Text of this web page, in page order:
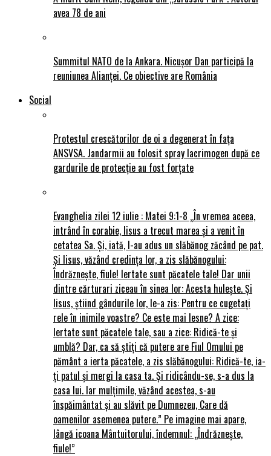
avea 78 de ani
Summitul NATO de la Ankara. Nicușor Dan participă la
reuniunea Alianței. Ce obiective are România
Social
Protestul crescătorilor de oi a degenerat în fața
ANSVSA. Jandarmii au folosit spray lacrimogen după ce
gardurile de protecție au fost forțate
Evanghelia zilei 12 iulie : Matei 9:1-8 „În vremea aceea,
intrând în corabie, Iisus a trecut marea și a venit în
cetatea Sa. Și, iată, I-au adus un slăbănog zăcând pe pat.
Și Iisus, văzând credința lor, a zis slăbănogului:
Îndrăznește, fiule! Iertate sunt păcatele tale! Dar unii
dintre cărturari ziceau în sinea lor: Acesta hulește. Și
Iisus, știind gândurile lor, le-a zis: Pentru ce cugetați
rele în inimile voastre? Ce este mai lesne? A zice:
Iertate sunt păcatele tale, sau a zice: Ridică-te și
umblă? Dar, ca să știți că putere are Fiul Omului pe
pământ a ierta păcatele, a zis slăbănogului: Ridică-te, ia-
ți patul și mergi la casa ta. Și ridicându-se, s-a dus la
casa lui. Iar mulțimile, văzând acestea, s-au
înspăimântat și au slăvit pe Dumnezeu, Care dă
oamenilor asemenea putere.” Pe imagine mai apare,
lângă icoana Mântuitorului, îndemnul: „Îndrăznește,
fiule!”